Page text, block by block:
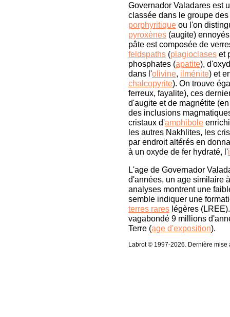
Governador Valadares est
classée dans le groupe des
porphyritique ou l'on
pyroxènes (augite)
pâte est composée de
feldspaths (plagioclases et
phosphates (apatite),
dans l'olivine, ilménite) et
chalcopyrite). On trouve
ferreux, fayalite), ces
d'augite et de magnétite
des inclusions
cristaux d'amphibole
les autres Nakhlites, les
par endroit altérés en
à un oxyde de fer hydraté, l'
L'age de Governador
d'années, un age similaire
analyses montrent une
semble indiquer une
terres rares légères
vagabondé 9 millions
Terre (age d'exposition).
Labrot © 1997-2026. Dernière mise